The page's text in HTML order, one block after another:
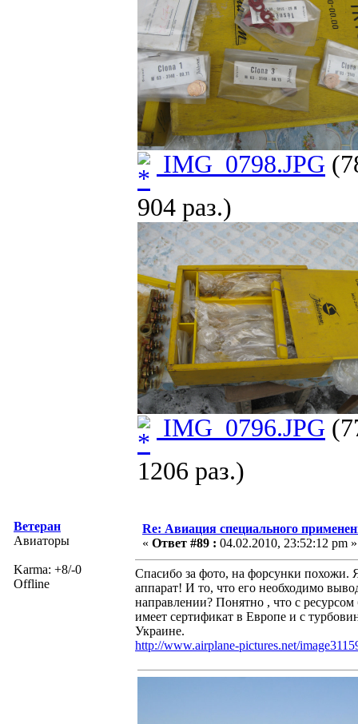
IMG_0798.JPG
904 раз.)
IMG_0796.JPG
1206 раз.)
Ветеран
Авиаторы
Karma: +8/-0
Offline
Re: Авиация специального
« Ответ #89 : 04.02.2010, 23:52:12 pm »
Спасибо за фото, на форсунки похожи.
аппарат! И то, что его необходимо
направлении? Понятно , что с
имеет сертификат в Европе и с
Украине.
http://www.airplane-pictures.net/